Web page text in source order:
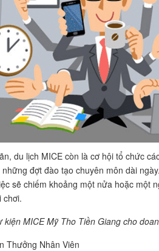
du lịch MICE còn là cơ hội tổ chức
đợt đào tạo chuyên môn dài
sẽ chiếm khoảng một nửa hoặc một
chơi.
kiện MICE Mỹ Tho Tiền Giang cho
Thưởng Nhân Viên